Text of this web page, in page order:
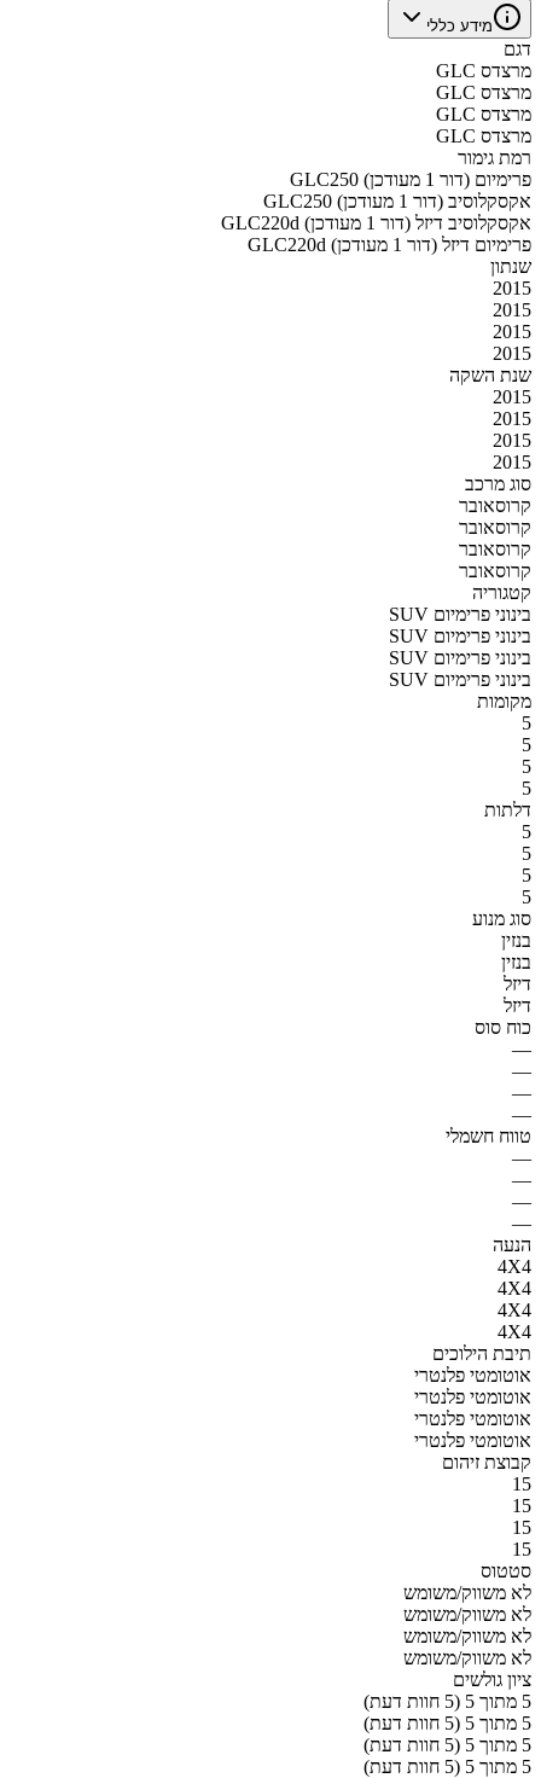
מידע כללי
דגם
מרצדס GLC
מרצדס GLC
מרצדס GLC
מרצדס GLC
רמת גימור
GLC250 פרימיום (דור 1 מעודכן)
GLC250 אקסקלוסיב (דור 1 מעודכן)
GLC220d אקסקלוסיב דיזל (דור 1 מעודכן)
GLC220d פרימיום דיזל (דור 1 מעודכן)
שנתון
2015
2015
2015
2015
שנת השקה
2015
2015
2015
2015
סוג מרכב
קרוסאובר
קרוסאובר
קרוסאובר
קרוסאובר
קטגוריה
SUV בינוני פרימיום
SUV בינוני פרימיום
SUV בינוני פרימיום
SUV בינוני פרימיום
מקומות
5
5
5
5
דלתות
5
5
5
5
סוג מנוע
בנזין
בנזין
דיזל
דיזל
כוח סוס
—
—
—
—
טווח חשמלי
—
—
—
—
הנעה
4X4
4X4
4X4
4X4
תיבת הילוכים
אוטומטי פלנטרי
אוטומטי פלנטרי
אוטומטי פלנטרי
אוטומטי פלנטרי
קבוצת זיהום
15
15
15
15
סטטוס
לא משווק/משומש
לא משווק/משומש
לא משווק/משומש
לא משווק/משומש
ציון גולשים
5 מתוך 5 (5 חוות דעת)
5 מתוך 5 (5 חוות דעת)
5 מתוך 5 (5 חוות דעת)
5 מתוך 5 (5 חוות דעת)